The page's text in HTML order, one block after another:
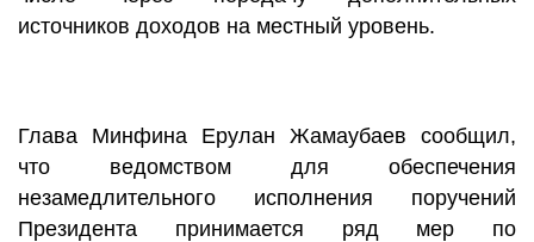
источников доходов на местный уровень.
Глава Минфина Ерулан Жамаубаев сообщил,
что ведомством для обеспечения
незамедлительного исполнения поручений
Президента принимается ряд мер по